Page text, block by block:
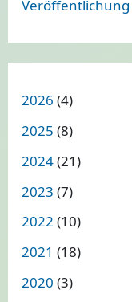
Veröffentlichung
2026 (4)
2025 (8)
2024(21)
2023 (7)
2022 (10)
2021 (18)
2020 (3)